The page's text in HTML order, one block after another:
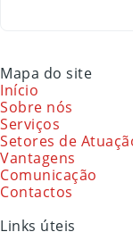
Mapa do site
Início
Sobre nós
Serviços
Setores de
Vantagens
Comunicação
Contactos
Links úteis